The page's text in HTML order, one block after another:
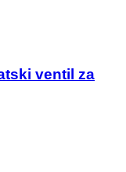
ventil za